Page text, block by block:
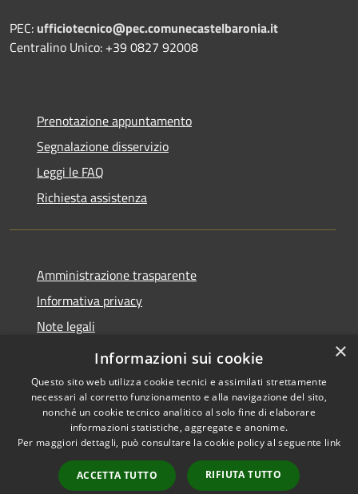
PEC: ufficiotecnico@pec.comunecastelbaronia.it
Centralino Unico: +39 0827 92008
Prenotazione appuntamento
Segnalazione disservizio
Leggi le FAQ
Richiesta assistenza
Amministrazione trasparente
Informativa privacy
Note legali
Dichiarazione di accessibilità
Accessibilità
Copyright © 2026 • Comune di
Castel Baronia • Powered by
Municipium•
Accesso
×
Informazioni sui cookie
Questo sito web utilizza cookie tecnici e assimilati strettamente
necessari al corretto funzionamento e alla navigazione del sito,
nonché un cookie tecnico analitico al solo fine di elaborare
informazioni statistiche, aggregate e anonime.
Per maggiori dettagli, può consultare la cookie policy al seguente link
ACCETTA TUTTO RIFIUTA TUTTO